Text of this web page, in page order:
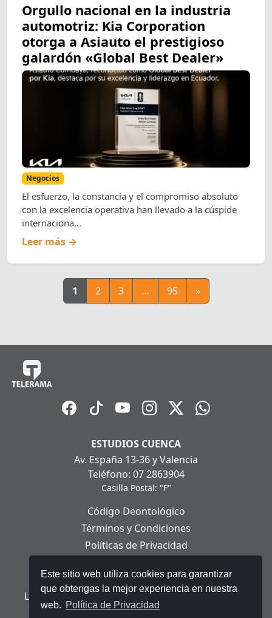
Este sitio web utiliza cookies para garantizar
que obtengas la mejor experiencia en nuestra
web. Política de Privacidad
Orgullo nacional en la industria
automotriz: Kia Corporation
otorga a Asiauto el prestigioso
galardón «Global Best Dealer»
Negocios
El esfuerzo, la constancia y el compromiso absoluto
con la excelencia operativa han llevado a la cúspide
internaciona...
Leer más →
1 2 3 … 95 »
ESTUDIOS CUENCA
Av. España 13-36 y Valencia
Teléfono: 07 2863904
Casilla Postal: "F"
Código Deontológico
Términos y Condiciones
Políticas de Privacidad
Aviso Legal
Ley Orgánica de Protección de Datos Personales